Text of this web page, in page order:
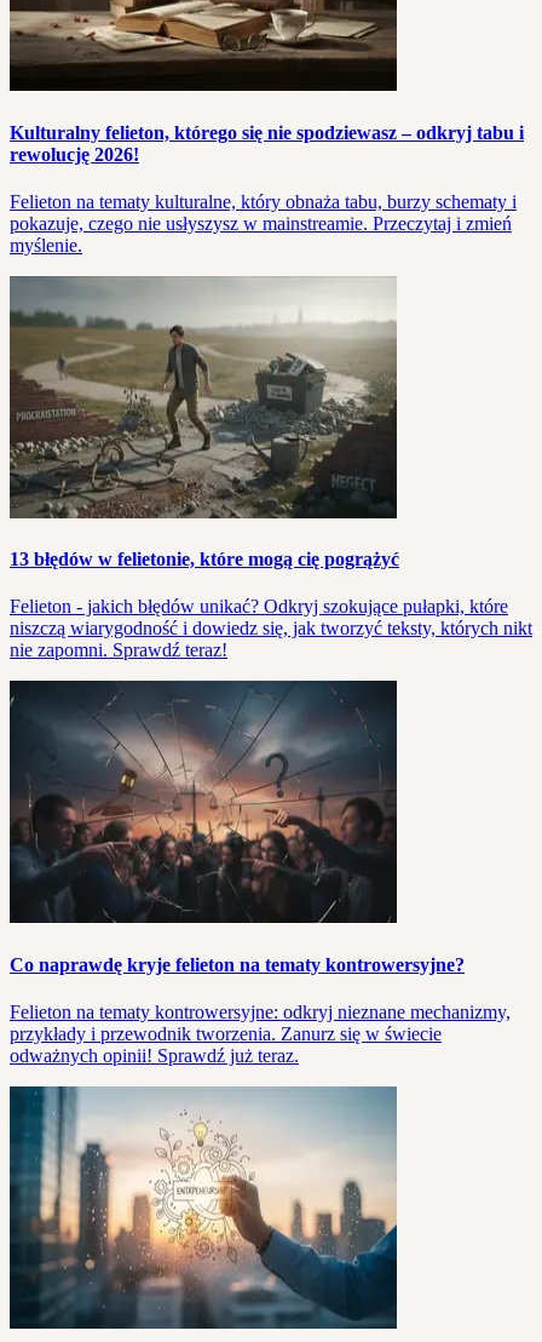
Kulturalny felieton, którego się nie spodziewasz – odkryj tabu i
rewolucję 2026!
Felieton na tematy kulturalne, który obnaża tabu, burzy schematy i
pokazuje, czego nie usłyszysz w mainstreamie. Przeczytaj i zmień
myślenie.
13 błędów w felietonie, które mogą cię pogrążyć
Felieton - jakich błędów unikać? Odkryj szokujące pułapki, które
niszczą wiarygodność i dowiedz się, jak tworzyć teksty, których nikt
nie zapomni. Sprawdź teraz!
Co naprawdę kryje felieton na tematy kontrowersyjne?
Felieton na tematy kontrowersyjne: odkryj nieznane mechanizmy,
przykłady i przewodnik tworzenia. Zanurz się w świecie
odważnych opinii! Sprawdź już teraz.